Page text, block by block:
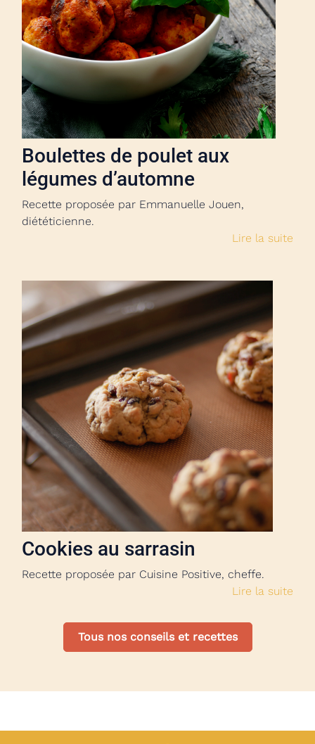
Boulettes de poulet aux
légumes d’automne
Recette proposée par Emmanuelle Jouen,
diététicienne.
Lire la suite
Cookies au sarrasin
Recette proposée par Cuisine Positive, cheffe.
Lire la suite
Tous nos conseils et recettes